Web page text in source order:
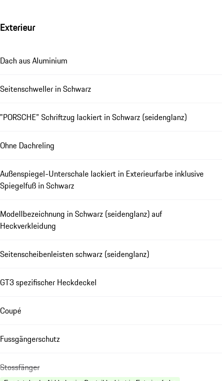
Exterieur
Dach aus Aluminium
Seitenschweller in Schwarz
"PORSCHE" Schriftzug lackiert in Schwarz (seidenglanz)
Ohne Dachreling
Außenspiegel-Unterschale lackiert in Exterieurfarbe inklusive
Spiegelfuß in Schwarz
Modellbezeichnung in Schwarz (seidenglanz) auf
Heckverkleidung
Seitenscheibenleisten schwarz (seidenglanz)
GT3 spezifischer Heckdeckel
Coupé
Fussgängerschutz
Stossfänger